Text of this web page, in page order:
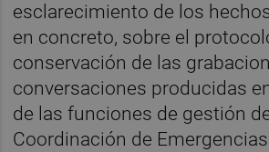
esclarecimiento de los
en concreto, sobre el
conservación de las
conversaciones producidas
de las funciones de gestión
Coordinación de